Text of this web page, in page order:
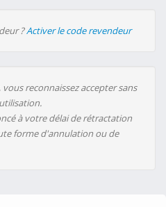
?Activer le code revendeur
reconnaissez accepter sans
à votre délai de rétractation
forme d'annulation ou de